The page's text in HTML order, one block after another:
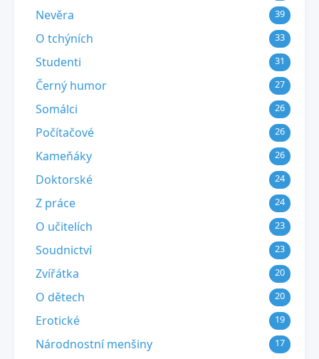
Nevěra 39
O tchýních 33
Studenti 31
Černý humor 27
Somálci 26
Počítačové 26
Kameňáky 26
Doktorské 24
Z práce 24
O učitelích 23
Soudnictví 23
Zvířátka 20
O dětech 20
Erotické 19
Národnostní menšiny 17